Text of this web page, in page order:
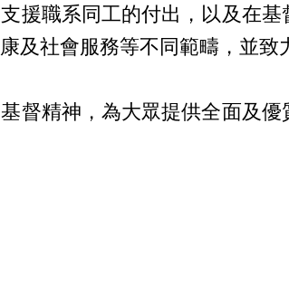
援職系同工的付出，以及在
及社會服務等不同範疇，並致
督精神，為大眾提供全面及